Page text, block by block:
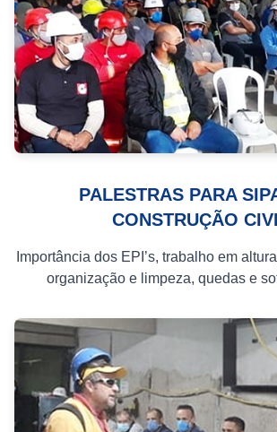
PALESTRAS PARA
CONSTRUÇÃO
Importância dos EPI’s, trabalho em
organização e limpeza, quedas e